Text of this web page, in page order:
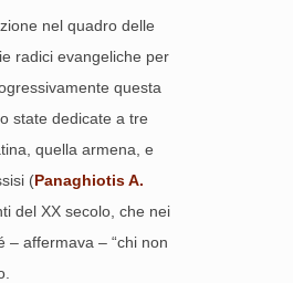
nel quadro delle
radici evangeliche per
questa
state dedicate a tre
quella armena, e
(Panaghiotis A.
del XX secolo, che nei
– affermava – “chi non